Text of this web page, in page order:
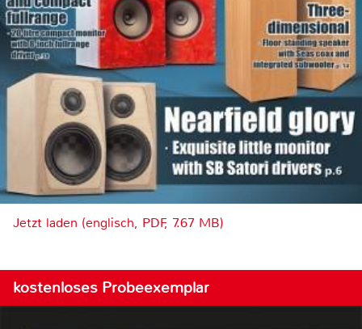
Jetzt laden (englisch, PDF, 7.67 MB)
kostenloses Probeexemplar